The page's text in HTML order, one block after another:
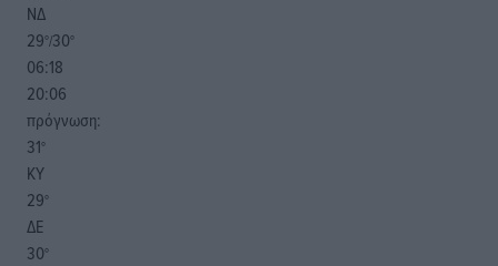
ΝΔ
29°/30°
06:18
20:06
πρόγνωση:
31°
ΚΥ
29°
ΔΕ
30°